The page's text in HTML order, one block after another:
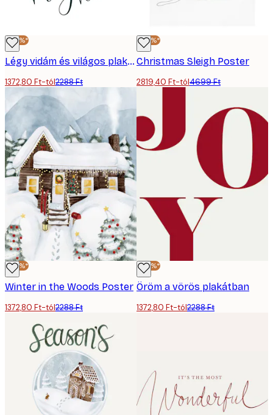
-40%*
Légy vidám és világos plakát
1372,80 Ft-tól2288 Ft
-40%*
Christmas Sleigh Poster
2819,40 Ft-tól4699 Ft
-40%*
Winter in the Woods Poster
1372,80 Ft-tól2288 Ft
-40%*
Öröm a vörös plakátban
1372,80 Ft-tól2288 Ft